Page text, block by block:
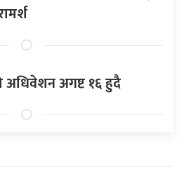
अधिवेशन अगष्ट १६ हुदै